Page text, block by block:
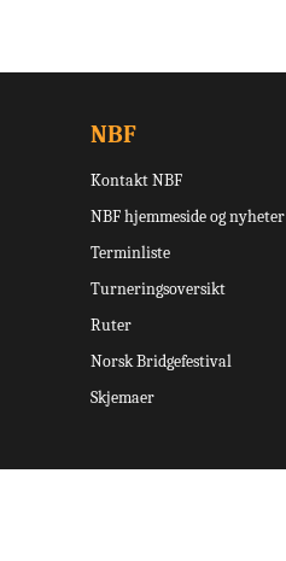
NBF
Kontakt NBF
NBF hjemmeside og nyheter
Terminliste
Turneringsoversikt
Ruter
Norsk Bridgefestival
Skjemaer